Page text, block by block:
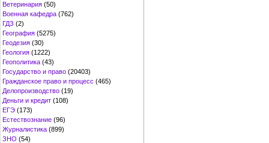
Ветеринария (50)
Военная кафедра (762)
ГДЗ (2)
География (5275)
Геодезия (30)
Геология (1222)
Геополитика (43)
Государство и право (20403)
Гражданское право и процесс (465)
Делопроизводство (19)
Деньги и кредит (108)
ЕГЭ (173)
Естествознание (96)
Журналистика (899)
ЗНО (54)